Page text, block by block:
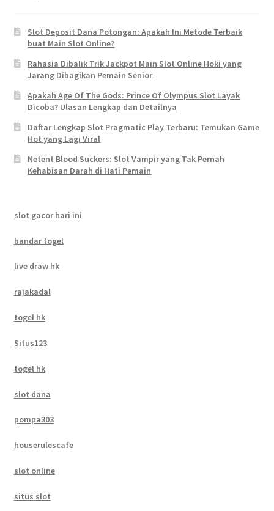
Slot Deposit Dana Potongan: Apakah Ini Metode Terbaik
buat Main Slot Online?
Rahasia Dibalik Trik Jackpot Main Slot Online Hoki yang
Jarang Dibagikan Pemain Senior
Apakah Age Of The Gods: Prince Of Olympus Slot Layak
Dicoba? Ulasan Lengkap dan Detailnya
Daftar Lengkap Slot Pragmatic Play Terbaru: Temukan Game
Hot yang Lagi Viral
Netent Blood Suckers: Slot Vampir yang Tak Pernah
Kehabisan Darah di Hati Pemain
slot gacor hari ini
bandar togel
live draw hk
rajakadal
togel hk
Situs123
togel hk
slot dana
pompa303
houserulescafe
slot online
situs slot